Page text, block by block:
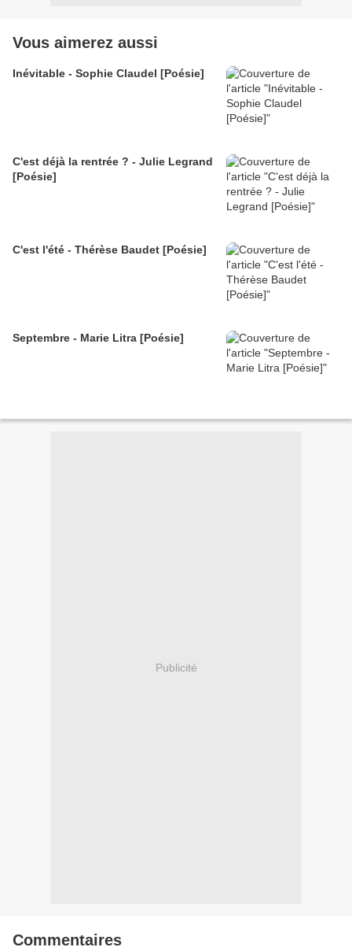
Vous aimerez aussi
Inévitable - Sophie Claudel [Poésie]
C'est déjà la rentrée ? - Julie Legrand
[Poésie]
C'est l'été - Thérèse Baudet [Poésie]
Septembre - Marie Litra [Poésie]
Publicité
Commentaires